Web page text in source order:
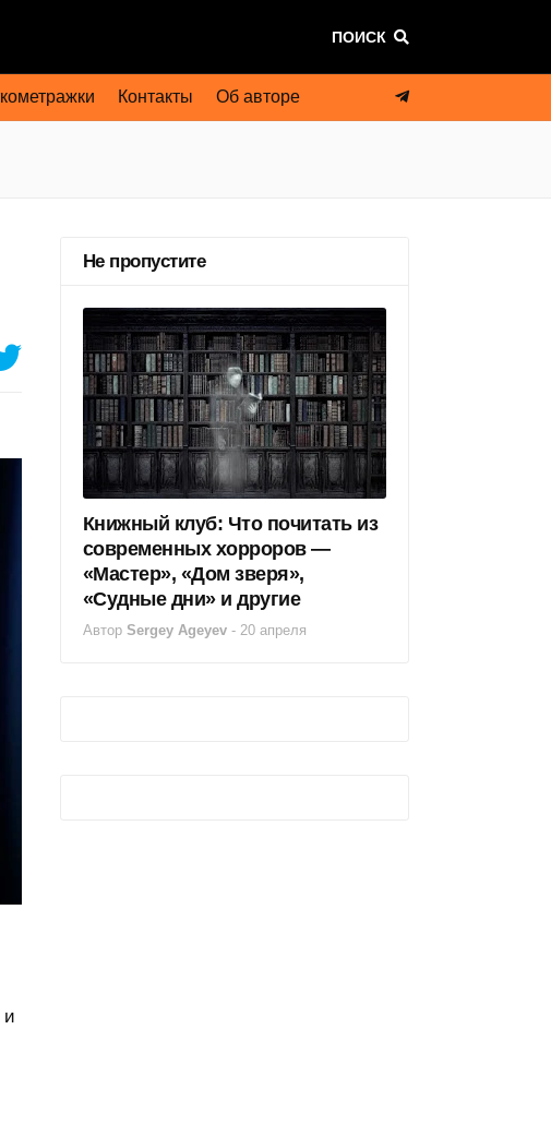
ПОИСК
Контакты Об авторе
и
Не пропустите
Книжный клуб: Что почитать из
современных хорроров —
«Мастер», «Дом зверя»,
«Судные дни» и другие
Автор Sergey Ageyev - 20 апреля